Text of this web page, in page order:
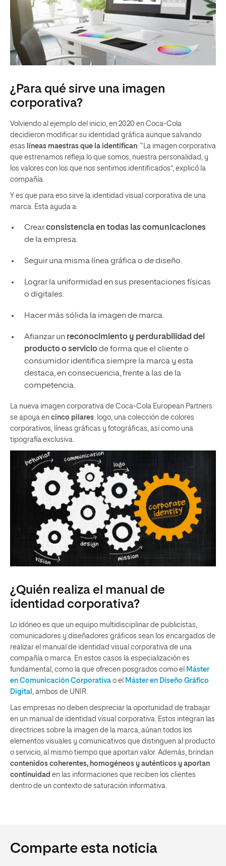
¿Para qué sirve una imagen
corporativa?
Volviendo al ejemplo del inicio, en 2020 en Coca-Cola
decidieron modificar su identidad gráfica aunque salvando
esas
líneas maestras que la identifican: “La imagen corporativa
que estrenamos refleja lo que somos, nuestra personalidad, y
los valores con los que nos sentimos identificados”, explicó la
compañía.
Y es que para eso sirve la identidad visual corporativa de una
marca. Esta ayuda a:
Crearconsistencia en todas las comunicaciones
de la empresa.
Seguir una misma línea gráfica o de diseño.
Lograr la uniformidad en sus presentaciones físicas
o digitales.
Hacer más sólida la imagen de marca.
Afianzar unreconocimiento y perdurabilidad del
producto o serviciode forma que el cliente o
consumidor identifica siempre la marca y esta
destaca, en consecuencia, frente a las de la
competencia.
La nueva imagen corporativa de Coca-Cola European Partners
se apoya en cinco pilares: logo, una colección de colores
corporativos, líneas gráficas y fotográficas, así como una
tipografía exclusiva.
¿Quién realiza el manual de
identidad corporativa?
Lo idóneo es que un equipo multidisciplinar de publicistas,
comunicadores y diseñadores gráficos sean los encargados de
realizar el manual de identidad visual corporativa de una
compañía o marca. En estos casos la especialización es
fundamental, como la que ofrecen posgrados como el Máster
en Comunicación Corporativa o el Máster en Diseño Gráfico
Digital , ambos de UNIR.
Las empresas no deben despreciar la oportunidad de trabajar
en un manual de identidad visual corporativa. Estos integran las
directrices sobre la imagen de la marca, aúnan todos los
elementos visuales y comunicativos que distinguen al producto
o servicio, al mismo tiempo que aportan valor. Además, brindan
contenidos coherentes, homogéneos y auténticos y aportan
continuidad en las informaciones que reciben los clientes
dentro de un contexto de saturación informativa.
Comparte esta noticia